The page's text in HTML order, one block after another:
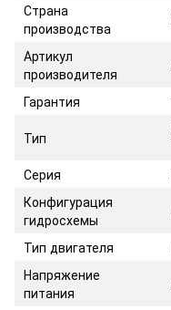
Страна
производства
Артикул
производителя
Гарантия
Тип
Серия
Конфигурация
гидросхемы
Тип двигателя
Напряжение
питания